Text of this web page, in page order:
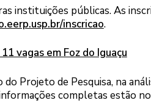
instituições públicas. As
inscricao.
vagas em Foz do Iguaçu
Projeto de Pesquisa, na
completas estão